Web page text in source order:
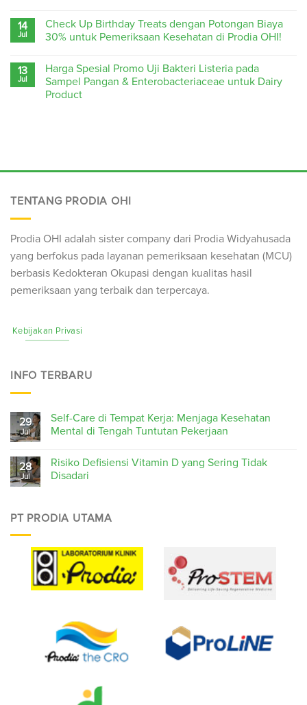
14
Jul
Check Up Birthday Treats dengan Potongan Biaya
30% untuk Pemeriksaan Kesehatan di Prodia OHI!
13
Jul
Harga Spesial Promo Uji Bakteri Listeria pada
Sampel Pangan & Enterobacteriaceae untuk Dairy
Product
TENTANG PRODIA OHI
Prodia OHI adalah sister company dari Prodia Widyahusada
yang berfokus pada layanan pemeriksaan kesehatan (MCU)
berbasis Kedokteran Okupasi dengan kualitas hasil
pemeriksaan yang terbaik dan terpercaya.
Kebijakan Privasi
INFO TERBARU
29
Jul
Self-Care di Tempat Kerja: Menjaga Kesehatan
Mental di Tengah Tuntutan Pekerjaan
28
Jul
Risiko Defisiensi Vitamin D yang Sering Tidak
Disadari
PT PRODIA UTAMA